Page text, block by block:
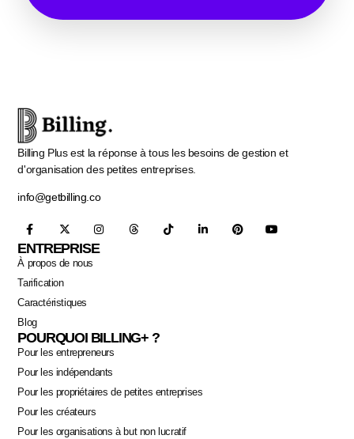
Billing Plus est la réponse à tous les besoins de gestion et
d'organisation des petites entreprises.
info@getbilling.co
ENTREPRISE
À propos de nous
Tarification
Caractéristiques
Blog
POURQUOI BILLING+ ?
Pour les entrepreneurs
Pour les indépendants
Pour les propriétaires de petites entreprises
Pour les créateurs
Pour les organisations à but non lucratif